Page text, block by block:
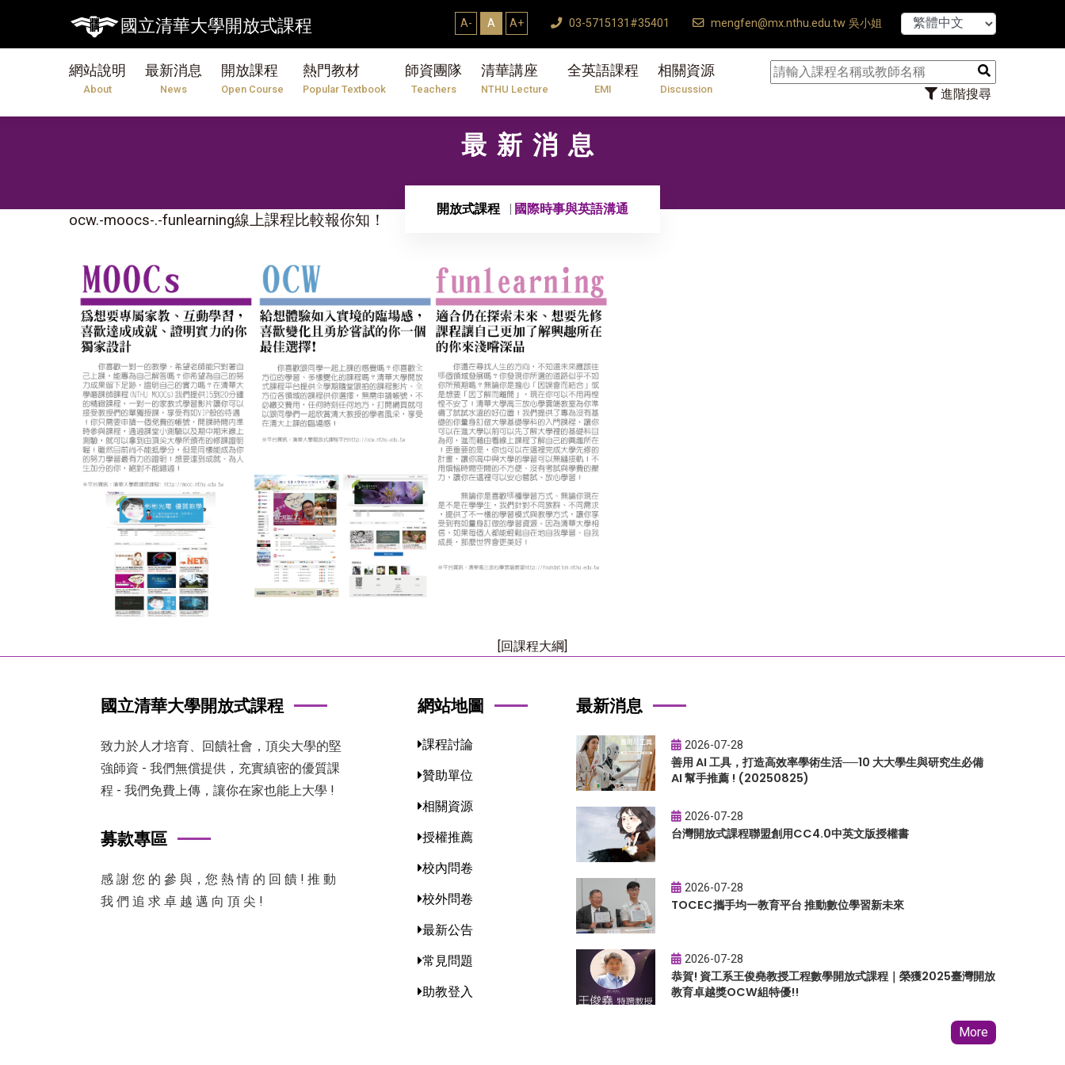
國立清華大學開放式課程 A- A A+ 03-5715131#35401 mengfen@mx.nthu.edu.tw 吳小姐
網站說明
About
最新消息
News
開放課程
Open Course
熱門教材
Popular Textbook
師資團隊
Teachers
清華講座
NTHU Lecture
全英語課程
EMI
相關資源
Discussion 進階搜尋
【7/31
最新消息
開放式課程 國際時事與英語溝通
ocw.-moocs-.-funlearning線上課程比較報你知！
[回課程大綱]
國立清華大學開放式課程
致力於人才培育、回饋社會，頂尖大學的堅
強師資 - 我們無償提供，充實縝密的優質課
程 - 我們免費上傳，讓你在家也能上大學 !
募款專區
感 謝 您 的 參 與，您 熱 情 的 回 饋 ! 推 動
我 們 追 求 卓 越 邁 向 頂 尖 !
網站地圖
課程討論
贊助單位
相關資源
授權推薦
校內問卷
校外問卷
最新公告
常見問題
助教登入
最新消息
2026-07-28
善用 AI 工具，打造高效率學術生活──10 大大學生與研究生必備
AI 幫手推薦 ! (20250825)
2026-07-28
台灣開放式課程聯盟創用CC4.0中英文版授權書
2026-07-28
TOCEC攜手均一教育平台 推動數位學習新未來
2026-07-28
恭賀! 資工系王俊堯教授工程數學開放式課程｜榮獲2025臺灣開放
教育卓越獎OCW組特優!!
More